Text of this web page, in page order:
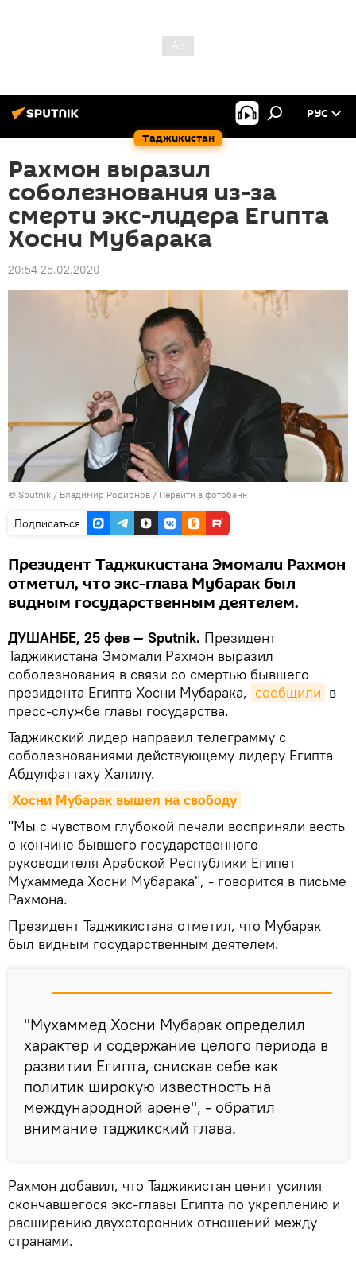
Таджикистан
РУС
Рахмон выразил
соболезнования из-за
смерти экс-лидера Египта
Хосни Мубарака
20:54 25.02.2020
© Sputnik / Владимир Родионов / Перейти в фотобанк
Подписаться
Президент Таджикистана Эмомали Рахмон
отметил, что экс-глава Мубарак был
видным государственным деятелем.
ДУШАНБЕ, 25 фев — Sputnik. Президент
Таджикистана Эмомали Рахмон выразил
соболезнования в связи со смертью бывшего
президента Египта Хосни Мубарака, сообщили в
пресс-службе главы государства.
Таджикский лидер направил телеграмму с
соболезнованиями действующему лидеру Египта
Абдулфаттаху Халилу.
Хосни Мубарак вышел на свободу
"Мы с чувством глубокой печали восприняли весть
о кончине бывшего государственного
руководителя Арабской Республики Египет
Мухаммеда Хосни Мубарака", - говорится в письме
Рахмона.
Президент Таджикистана отметил, что Мубарак
был видным государственным деятелем.
"Мухаммед Хосни Мубарак определил
характер и содержание целого периода в
развитии Египта, снискав себе как
политик широкую известность на
международной арене", - обратил
внимание таджикский глава.
Рахмон добавил, что Таджикистан ценит усилия
скончавшегося экс-главы Египта по укреплению и
расширению двухсторонних отношений между
странами.